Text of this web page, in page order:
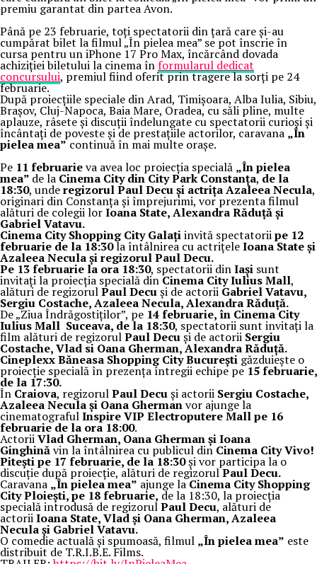
premiu garantat din partea Avon.
Până pe 23 februarie, toți spectatorii din țară care și-au
cumpărat bilet la filmul „În pielea mea” se pot înscrie în
cursa pentru un iPhone 17 Pro Max, încărcând dovada
achiziției biletului la cinema înformularul dedicat
concursului, premiul fiind oferit prin tragere la sorți pe 24
februarie.
După proiecțiile speciale din Arad, Timișoara, Alba Iulia, Sibiu,
Brașov, Cluj-Napoca, Baia Mare, Oradea, cu săli pline, multe
aplauze, râsete și discuții îndelungate cu spectatorii curioși și
încântați de poveste și de prestațiile actorilor, caravana „În
pielea mea”continuă în mai multe orașe.
Pe 11 februarieva avea loc proiecția specială „În pielea
mea” de la Cinema City din City Park Constanța,de la
18:30, underegizorul Paul Decu și actrița Azaleea Necula,
originari din Constanța și împrejurimi, vor prezenta filmul
alături de colegii lorIoana State, Alexandra Răduță și
Gabriel Vatavu.
Cinema City Shopping City Galațiinvită spectatoriipe 12
februarie de la 18:30la întâlnirea cu actrițeleIoana State și
Azaleea Necula și regizorul Paul Decu.
Pe 13 februarie la ora 18:30, spectatorii dinIași sunt
invitați la proiecția specială dinCinema City Iulius Mall,
alături de regizorulPaul Decuși de actorii Gabriel Vatavu,
Sergiu Costache, Azaleea Necula, Alexandra Răduță.
De „Ziua Îndrăgostiților”, pe 14 februarie, în Cinema City
Iulius Mall Suceava, de la 18:30, spectatorii sunt invitați la
film alături de regizorulPaul Decuși de actorii Sergiu
Costache, Vlad si Oana Gherman, Alexandra Răduță.
Cineplexx Băneasa Shopping City București găzduiește o
proiecție specială în prezența întregii echipe pe15 februarie,
de la 17:30.
În Craiova, regizorulPaul Decuși actorii Sergiu Costache,
Azaleea Necula și Oana Ghermanvor ajunge la
cinematografulInspire VIP Electroputere Mall pe 16
februarie de la ora 18:00.
ActoriiVlad Gherman, Oana Gherman și Ioana
Ginghinăvin la întâlnirea cu publicul din Cinema City Vivo!
Pitești pe 17 februarie, de la 18:30și vor participa la o
discuție după proiecție, alături de regizorulPaul Decu.
Caravana „În pielea mea” ajunge laCinema City Shopping
City Ploiești, pe 18 februarie, de la 18:30, la proiecția
specială introdusă de regizorulPaul Decu, alături de
actoriiIoana State, Vlad și Oana Gherman, Azaleea
Necula și Gabriel Vatavu.
O comedie actuală și spumoasă, filmul „În pielea mea” este
distribuit de T.R.I.B.E. Films.